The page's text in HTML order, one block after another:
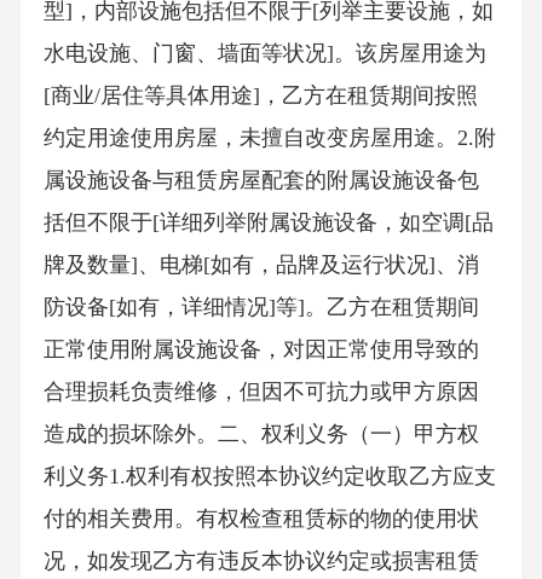
型]，内部设施包括但不限于[列举主要设施，如
水电设施、门窗、墙面等状况]。该房屋用途为
[商业/居住等具体用途]，乙方在租赁期间按照
约定用途使用房屋，未擅自改变房屋用途。2.附
属设施设备与租赁房屋配套的附属设施设备包
括但不限于[详细列举附属设施设备，如空调[品
牌及数量]、电梯[如有，品牌及运行状况]、消
防设备[如有，详细情况]等]。乙方在租赁期间
正常使用附属设施设备，对因正常使用导致的
合理损耗负责维修，但因不可抗力或甲方原因
造成的损坏除外。二、权利义务（一）甲方权
利义务1.权利有权按照本协议约定收取乙方应支
付的相关费用。有权检查租赁标的物的使用状
况，如发现乙方有违反本协议约定或损害租赁